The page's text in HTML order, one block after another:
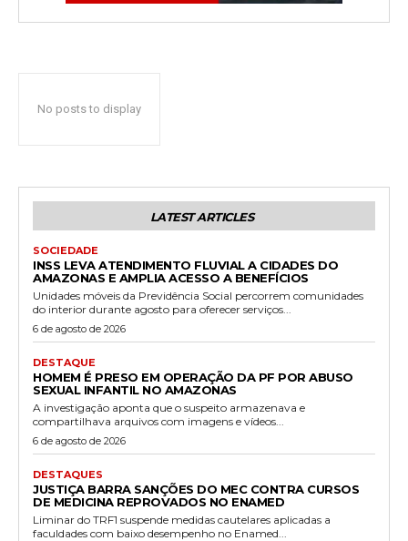
No posts to display
LATEST ARTICLES
SOCIEDADE
INSS LEVA ATENDIMENTO FLUVIAL A CIDADES DO
AMAZONAS E AMPLIA ACESSO A BENEFÍCIOS
Unidades móveis da Previdência Social percorrem comunidades
do interior durante agosto para oferecer serviços...
6 de agosto de 2026
DESTAQUE
HOMEM É PRESO EM OPERAÇÃO DA PF POR ABUSO
SEXUAL INFANTIL NO AMAZONAS
A investigação aponta que o suspeito armazenava e
compartilhava arquivos com imagens e vídeos...
6 de agosto de 2026
DESTAQUES
JUSTIÇA BARRA SANÇÕES DO MEC CONTRA CURSOS
DE MEDICINA REPROVADOS NO ENAMED
Liminar do TRF1 suspende medidas cautelares aplicadas a
faculdades com baixo desempenho no Enamed...